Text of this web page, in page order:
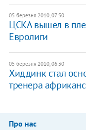
05 березня 2010, 07:50
ЦСКА вышел в
Евролиги
05 березня 2010, 06:30
Хиддинк стал
тренера
Про нас